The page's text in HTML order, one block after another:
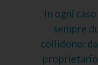
In ogni
sempre
collidono: